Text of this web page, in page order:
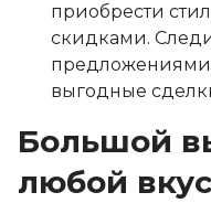
приобрести
скидками.
предложениями,
выгодные
Большой
любой вкус